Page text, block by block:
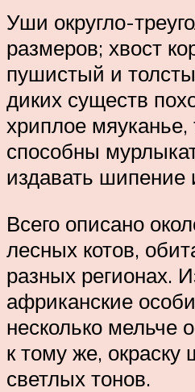
Уши округло-
размеров; хвост
пушистый и
диких существ
хриплое мяуканье,
способны
издавать шипение
Всего описано
лесных котов,
разных регионах.
африканские
несколько мельче
к тому же, окраску
светлых тонов.